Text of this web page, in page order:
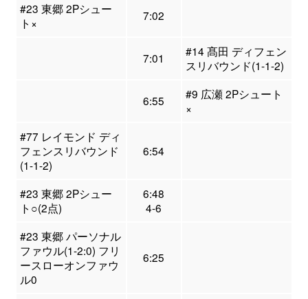
#23 東郷 2Pシュー
ト×
7:02
7:01
#14 髙田 ディフェン
スリバウンド(1-1-2)
6:55
#9 広瀬 2Pシュート
×
#77 レイモンド ディ
フェンスリバウンド
(1-1-2)
6:54
#23 東郷 2Pシュー
ト○(2点)
6:48
4-6
#23 東郷 パーソナル
ファウル(1-2:0) フリ
ースローオンファウ
ル0
6:25